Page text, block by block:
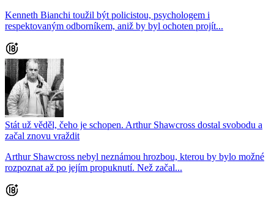
Kenneth Bianchi toužil být policistou, psychologem i
respektovaným odborníkem, aniž by byl ochoten projít...
Stát už věděl, čeho je schopen. Arthur Shawcross dostal svobodu a
začal znovu vraždit
Arthur Shawcross nebyl neznámou hrozbou, kterou by bylo možné
rozpoznat až po jejím propuknutí. Než začal...